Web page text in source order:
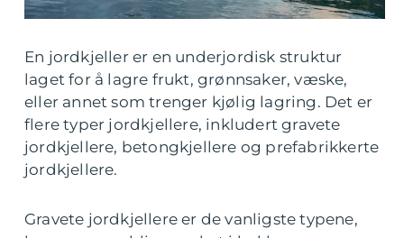
En jordkjeller er en underjordisk struktur
laget for å lagre frukt, grønnsaker, væske,
eller annet som trenger kjølig lagring. Det er
flere typer jordkjellere, inkludert gravete
jordkjellere, betongkjellere og prefabrikkerte
jordkjellere.
Gravete jordkjellere er de vanligste typene,